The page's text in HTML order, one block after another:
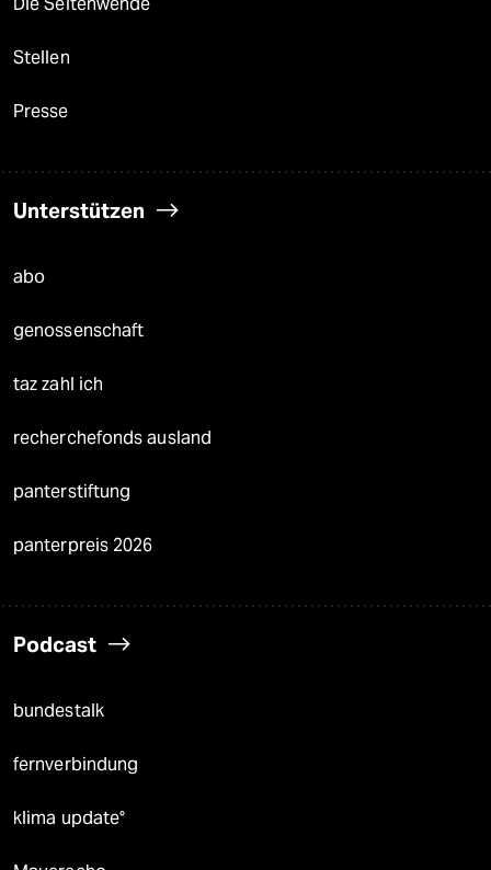
Die Seitenwende
Stellen
Presse
Unterstützen
abo
genossenschaft
taz zahl ich
recherchefonds ausland
panterstiftung
panterpreis 2026
Podcast
bundestalk
fernverbindung
klima update°